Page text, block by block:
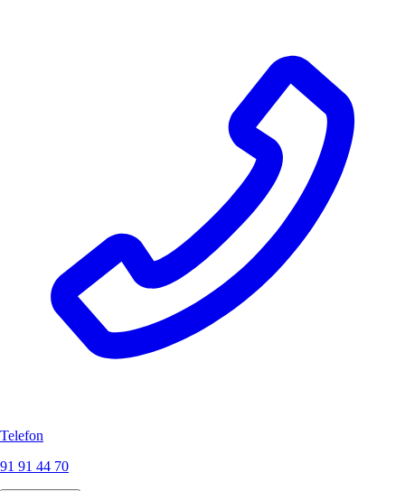
Telefon
91 91 44 70